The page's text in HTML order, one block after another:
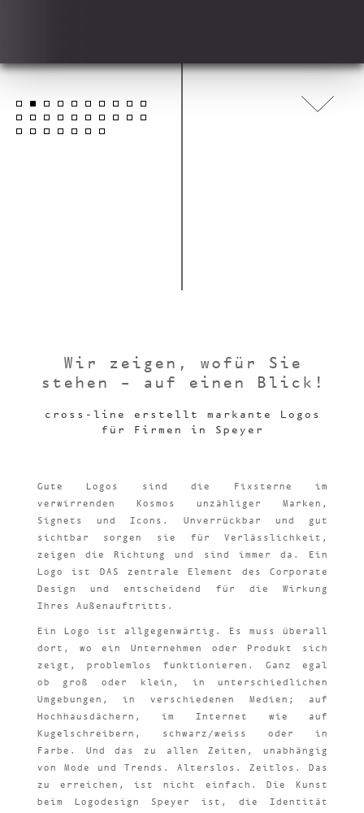
Wir zeigen, wofür Sie
stehen – auf einen Blick!
cross-line erstellt markante Logos
für Firmen in Speyer
Gute Logos sind die Fixsterne im
verwirrenden Kosmos unzähliger Marken,
Signets und Icons. Unverrückbar und gut
sichtbar sorgen sie für Verlässlichkeit,
zeigen die Richtung und sind immer da. Ein
Logo ist DAS zentrale Element des Corporate
Design und entscheidend für die Wirkung
Ihres Außenauftritts.
Ein Logo ist allgegenwärtig. Es muss überall
dort, wo ein Unternehmen oder Produkt sich
zeigt, problemlos funktionieren. Ganz egal
ob groß oder klein, in unterschiedlichen
Umgebungen, in verschiedenen Medien; auf
Hochhausdächern, im Internet wie auf
Kugelschreibern, schwarz/weiss oder in
Farbe. Und das zu allen Zeiten, unabhängig
von Mode und Trends. Alterslos. Zeitlos. Das
zu erreichen, ist nicht einfach. Die Kunst
beim Logodesign Speyer ist, die Identität